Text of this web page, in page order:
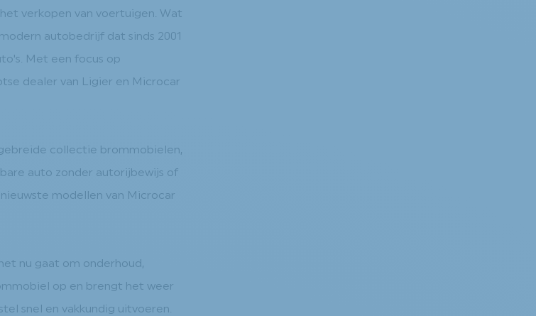
verkopen van voertuigen. Wat
autobedrijf dat sinds 2001
Met een focus op
dealer van Ligier en Microcar
collectie brommobielen,
auto zonder autorijbewijs of
modellen van Microcar
nu gaat om onderhoud,
op en brengt het weer
snel en vakkundig uitvoeren.